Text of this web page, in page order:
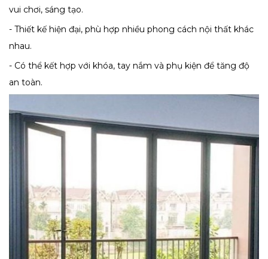
vui chơi, sáng tạo.
- Thiết kế hiện đại, phù hợp nhiều phong cách nội thất khác
nhau.
- Có thể kết hợp với khóa, tay nắm và phụ kiện để tăng độ
an toàn.